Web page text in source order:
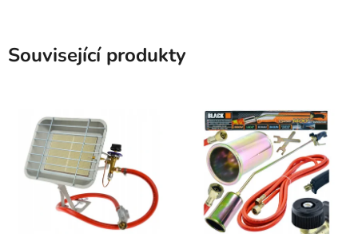
Související produkty